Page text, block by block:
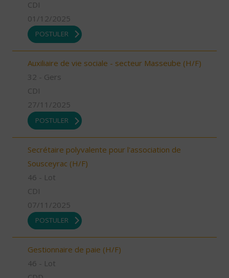
CDI
01/12/2025
POSTULER
Auxiliaire de vie sociale - secteur Masseube (H/F)
32 - Gers
CDI
27/11/2025
POSTULER
Secrétaire polyvalente pour l'association de
Sousceyrac (H/F)
46 - Lot
CDI
07/11/2025
POSTULER
Gestionnaire de paie (H/F)
46 - Lot